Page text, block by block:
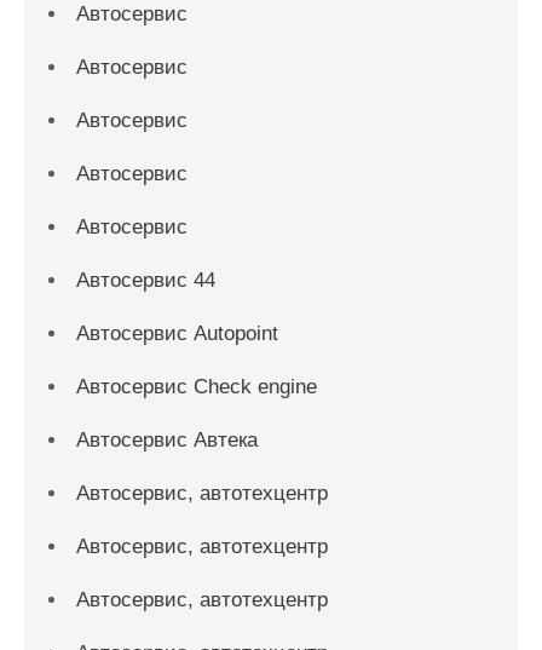
Автосервис
Автосервис
Автосервис
Автосервис
Автосервис
Автосервис 44
Автосервис Autopoint
Автосервис Check engine
Автосервис Автека
Автосервис, автотехцентр
Автосервис, автотехцентр
Автосервис, автотехцентр